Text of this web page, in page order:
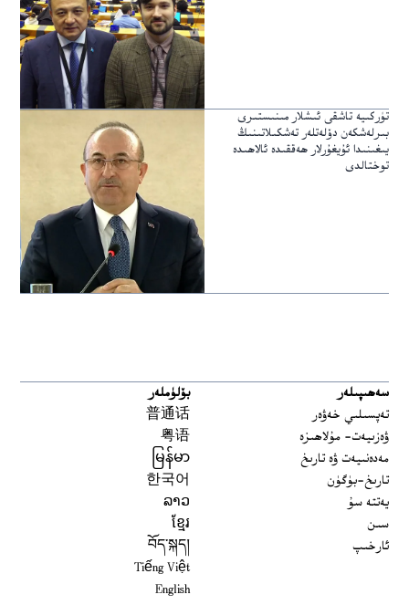
تۈركىيە تاشقى ئىشلار مىنىستىرى
بىرلەشكەن دۆلەتلەر تەشكىلاتىنىڭ
يىغىنىدا ئۇيغۇرلار ھەققىدە ئالاھىدە
توختالدى
سەھىپىلەر
تەپسىلىي خەۋەر
ۋەزىيەت- مۇلاھىزە
مەدەنىيەت ۋە تارىخ
تارىخ-بۈگۈن
يەتتە سۇ
سىن
ئارخىپ
بۆلۈملەر
普通话
粤语
မြန်မာ
한국어
ລາວ
ខ្មែរ
བོད་སྐད།
Tiếng Việt
English